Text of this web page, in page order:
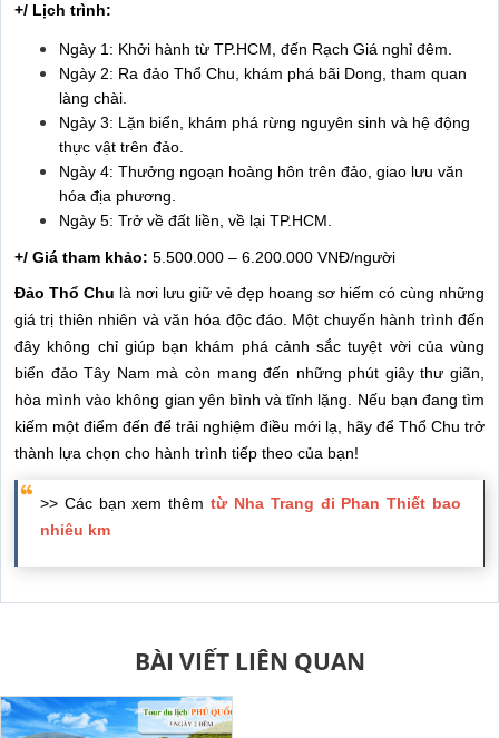
+/ Lịch trình:
Ngày 1: Khởi hành từ TP.HCM, đến Rạch Giá nghỉ đêm.
Ngày 2: Ra đảo Thổ Chu, khám phá bãi Dong, tham quan
làng chài.
Ngày 3: Lặn biển, khám phá rừng nguyên sinh và hệ động
thực vật trên đảo.
Ngày 4: Thưởng ngoạn hoàng hôn trên đảo, giao lưu văn
hóa địa phương.
Ngày 5: Trở về đất liền, về lại TP.HCM.
+/ Giá tham khảo: 5.500.000 – 6.200.000 VNĐ/người
Đảo Thổ Chu là nơi lưu giữ vẻ đẹp hoang sơ hiếm có cùng những
giá trị thiên nhiên và văn hóa độc đáo. Một chuyến hành trình đến
đây không chỉ giúp bạn khám phá cảnh sắc tuyệt vời của vùng
biển đảo Tây Nam mà còn mang đến những phút giây thư giãn,
hòa mình vào không gian yên bình và tĩnh lặng. Nếu bạn đang tìm
kiếm một điểm đến để trải nghiệm điều mới lạ, hãy để Thổ Chu trở
thành lựa chọn cho hành trình tiếp theo của bạn!
>> Các bạn xem thêmtừ Nha Trang đi Phan Thiết bao
nhiêu km
BÀI VIẾT LIÊN QUAN